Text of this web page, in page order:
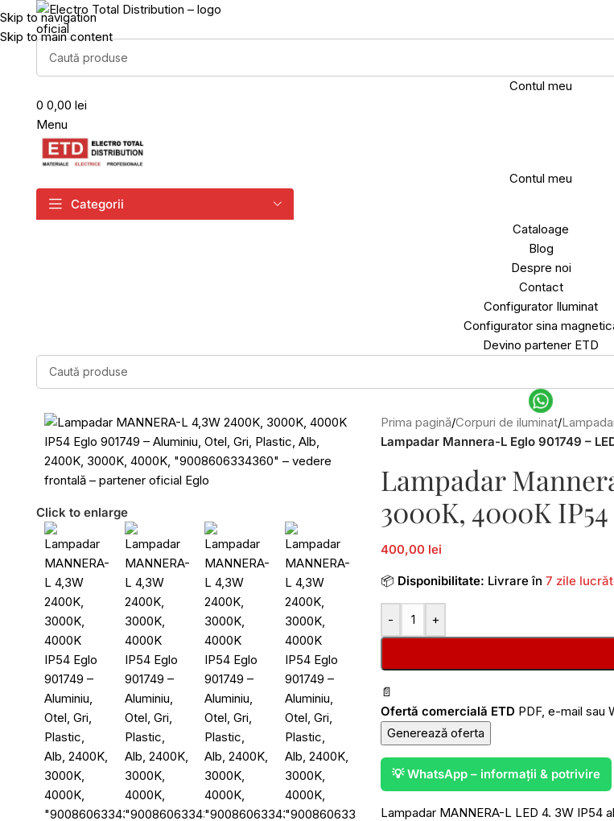
Skip to navigation
Skip to main content
Contul meu
0 0,00 lei
Menu
Contul meu
Categorii
Cataloage
Blog
Despre noi
Contact
Configurator Iluminat
Configurator sina
Devino partener ETD
Click to enlarge
Prima pagină/Corpuri de iluminat/
Lampadar Mannera-L Eglo 901749 –
Lampadar
3000K, 4000K IP54
400,00 lei
📦 Disponibilitate: Livrare în 7 zile
- +
📄
Ofertă comercială ETD PDF, e-mail sau
Generează oferta
💡 WhatsApp – informații & potrivire
Lampadar MANNERA-L LED 4. 3W IP54